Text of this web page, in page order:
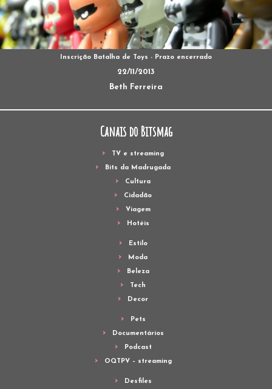
Inscrição Batalha de Toys - Prazo encerrado
22/11/2013
Beth Ferreira
Canais do Bitsmag
TV e streaming
Bits da Madrugada
Cultura
Cidadão
Viagem
Hotéis
Estilo
Moda
Beleza
Tech
Decor
Pets
Documentários
Podcast
OQTPV – streaming
Desfiles